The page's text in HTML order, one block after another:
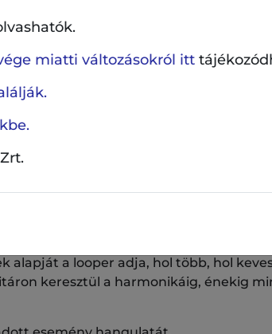
őszén alakult. Tagjai a fafúvós
a közös zenélésbe. Repertoárjuk
és az együttzenélés szeretete ösztönzi
elő a barokktól napjainkig.
közé tartozik a klasszikus zene
Nyáresti szabadtéri
és könnyedebb zenei elemeket,
Koncertjeiken az akusztikus
alapját a looper adja, hol több, hol
keresztül a harmonikáig, énekig
miatti változásokról itt